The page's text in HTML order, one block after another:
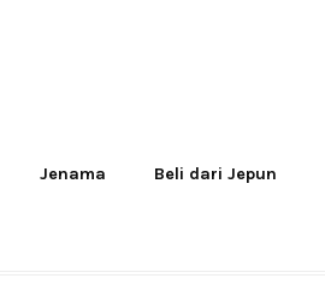
Jenama Beli dari Jepun